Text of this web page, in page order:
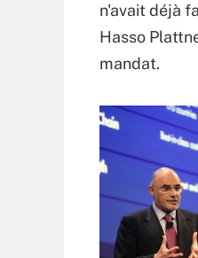
n'avait déjà
Hasso
mandat.